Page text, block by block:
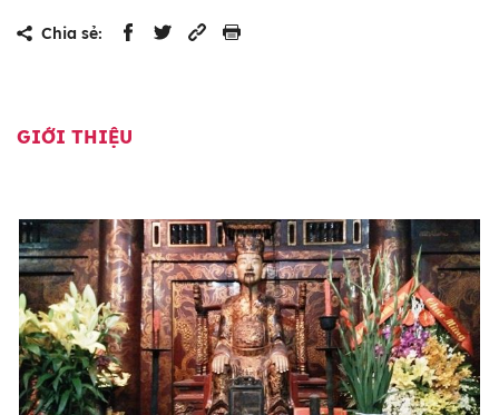
Chia sẻ:
GIỚI THIỆU